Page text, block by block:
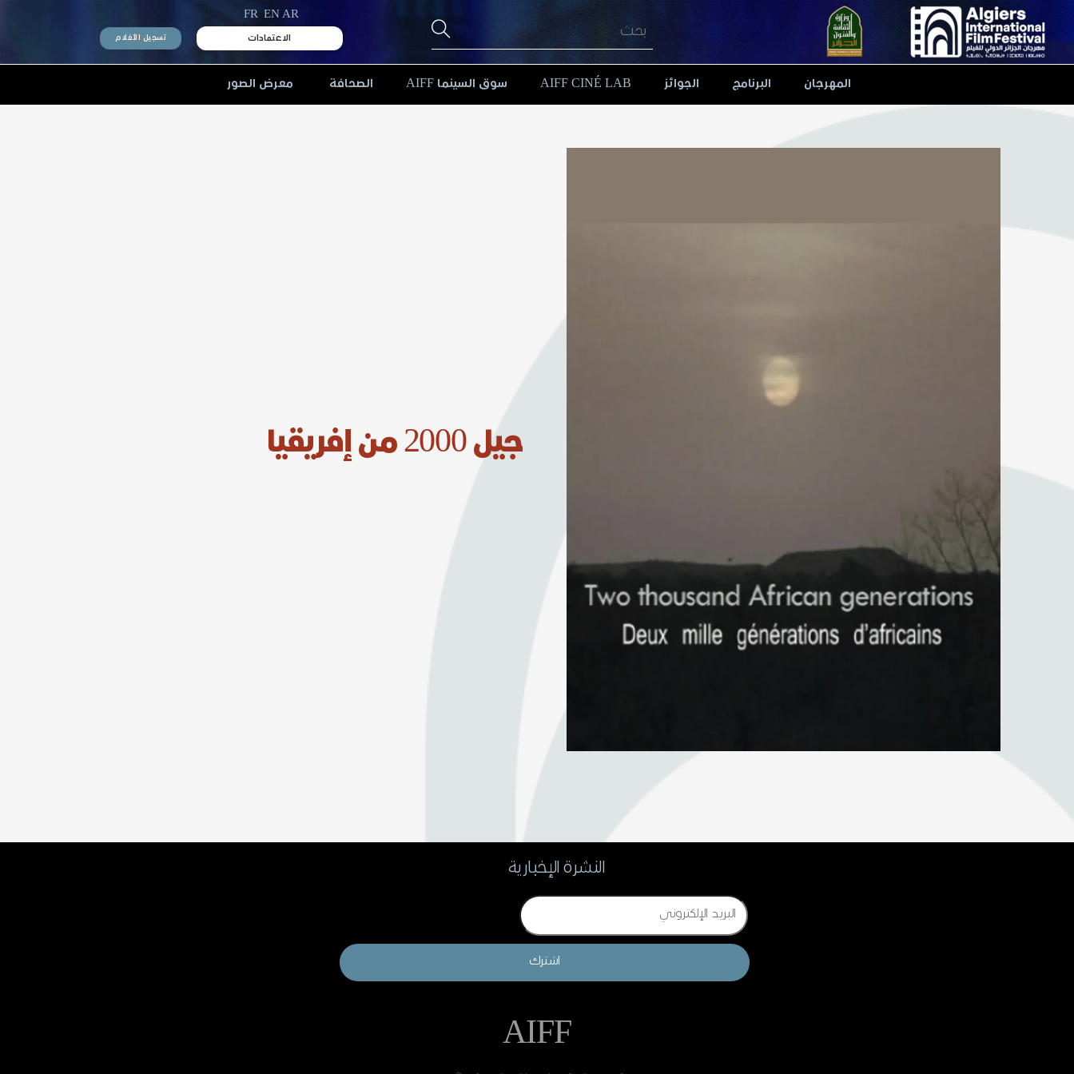
content
AR
EN
FR
الاعتمادات تسجيل الأفلام
المهرجان البرنامج الجوائز AIFF CINÉ LAB سوق السينما AIFF الصحافة معرض الصور
جيل 2000 من إفريقيا
النشرة الإخبارية
Email
اشترك
AIFF